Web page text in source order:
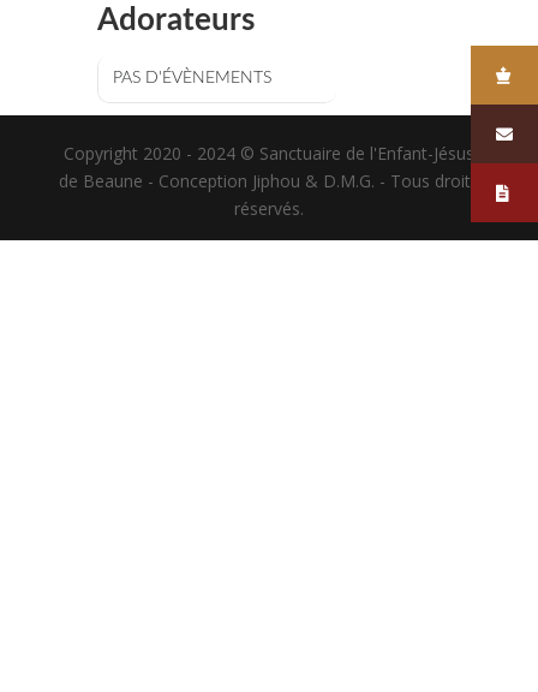
Adorateurs
PAS D'ÉVÈNEMENTS
Copyright 2020 - 2024 © Sanctuaire de l'Enfant-Jésus
de Beaune - Conception Jiphou & D.M.G. - Tous droits
réservés.